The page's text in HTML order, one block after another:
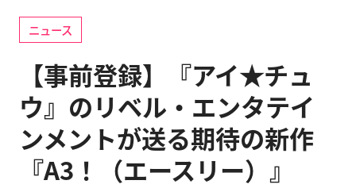
ニュース
【事前登録】『アイ★チュ
ウ』のリベル・エンタテイ
ンメントが送る期待の新作
『A3！（エースリー）』